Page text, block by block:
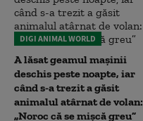
DIGI ANIMAL WORLD
A lăsat geamul mașinii
deschis peste noapte, iar
când s-a trezit a găsit
animalul atârnat de volan:
„Noroc că se mișcă greu”